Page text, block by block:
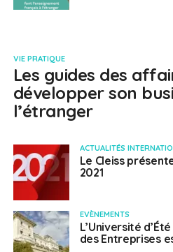
VIE PRATIQUE
Les guides des
développer son
l’étranger
ACTUALITÉS
Le Cleiss
2021
EVÈNEMENTS
L’Université
des Entreprises